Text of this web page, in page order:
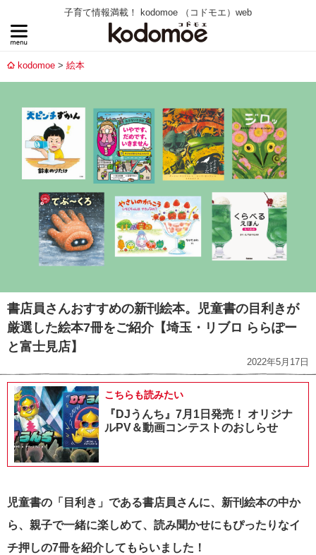
子育て情報満載！ kodomoe （コドモエ）web
kodomoe 絵本
書店員さんおすすめの新刊絵本。児童書の目利きが
厳選した絵本7冊をご紹介【埼玉・リブロ ららぽー
と富士見店】
2022年5月17日
こちらも読みたい
『DJうんち』7月1日発売！ オリジナ
ルPV＆動画コンテストのおしらせ
児童書の「目利き」である書店員さんに、新刊絵本の中か
ら、親子で一緒に楽しめて、読み聞かせにもぴったりなイ
チ押しの7冊を紹介してもらいました！